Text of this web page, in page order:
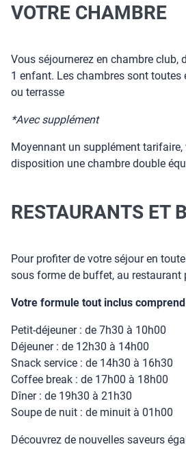
VOTRE CHAMBRE
Vous séjournerez en chambre
1 enfant. Les chambres sont toutes
ou terrasse
*Avec supplément
Moyennant un supplément
disposition une chambre double
RESTAURANTS ET
Pour profiter de votre séjour en
sous forme de buffet, au restaurant
Votre formule tout inclus
Petit-déjeuner : de 7h30 à 10h00
Déjeuner : de 12h30 à 14h00
Snack service : de 14h30 à 16h30
Coffee break : de 17h00 à 18h00
Dîner : de 19h30 à 21h30
Soupe de nuit : de minuit à 01h00
Découvrez de nouvelles saveurs